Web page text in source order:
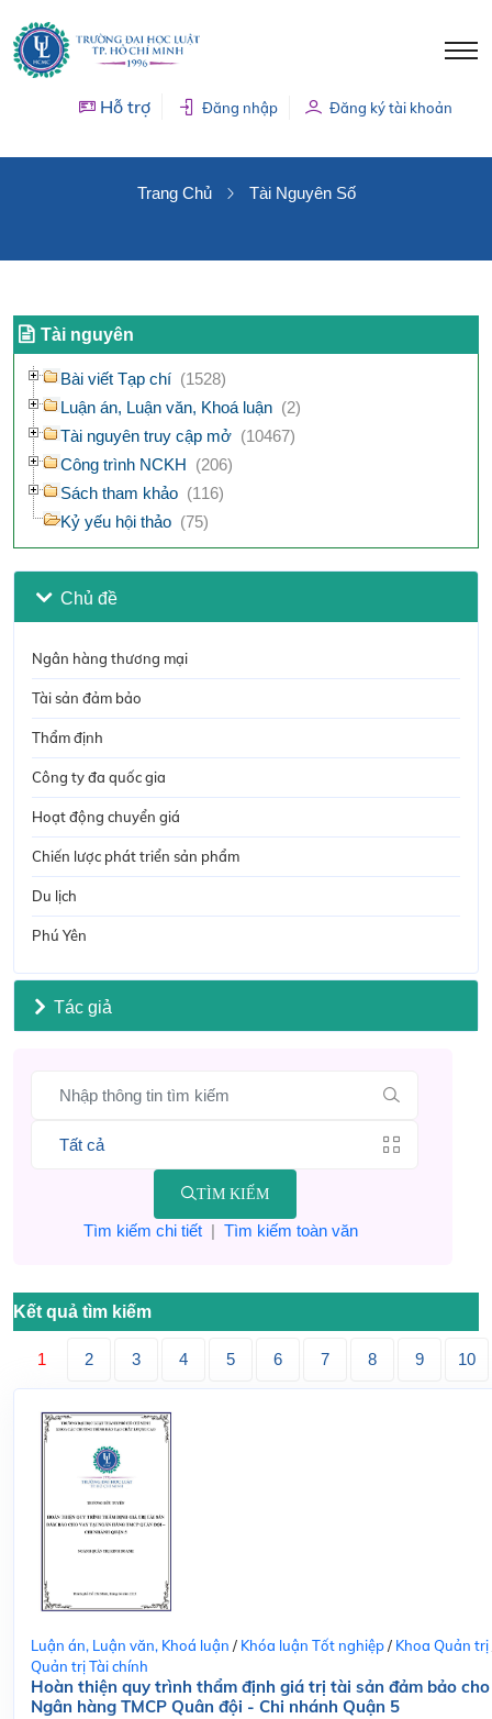
Hỗ trợ Đăng nhập Đăng ký tài khoản
Trang Chủ Tài Nguyên Số
Tài nguyên
Bài viết Tạp chí (1528)
Luận án, Luận văn, Khoá luận (2)
Tài nguyên truy cập mở (10467)
Công trình NCKH (206)
Sách tham khảo (116)
Kỷ yếu hội thảo (75)
Chủ đề
Ngân hàng thương mại
Tài sản đảm bảo
Thẩm định
Công ty đa quốc gia
Hoạt động chuyển giá
Chiến lược phát triển sản phẩm
Du lịch
Phú Yên
Tác giả
TÌM KIẾM
Tìm kiếm chi tiết| Tìm kiếm toàn văn
Kết quả tìm kiếm
1 2 3 4 5 6 7 8 9 10
Luận án, Luận văn, Khoá luận / Khóa luận Tốt nghiệp/ Khoa Quản trị
Quản trị Tài chính
Hoàn thiện quy trình thẩm định giá trị tài sản đảm bảo
Ngân hàng TMCP Quân đội - Chi nhánh Quận 5